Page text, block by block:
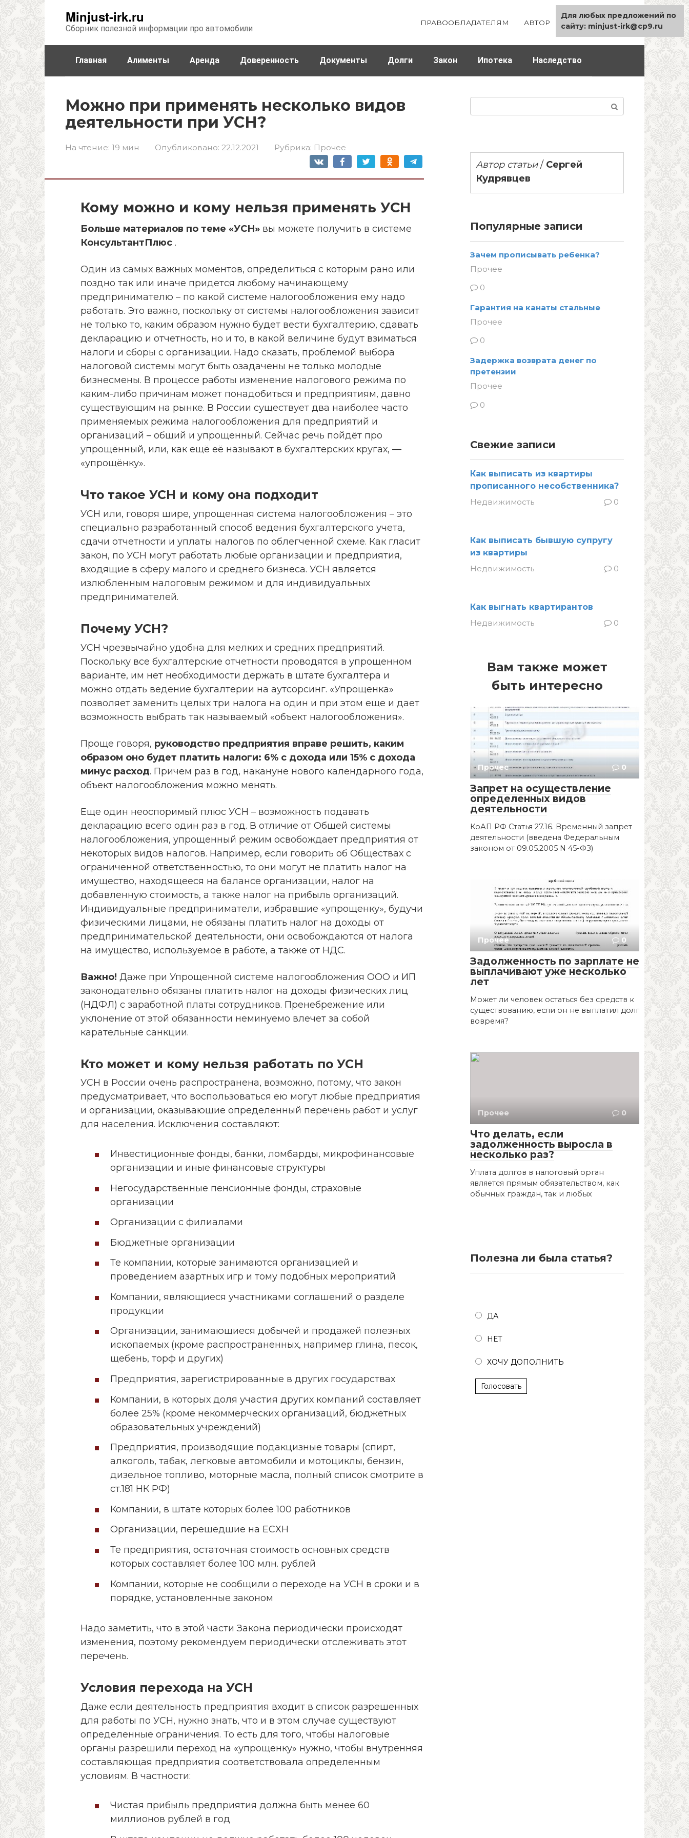
Minjust-irk.ru
Сборник полезной информации про автомобили
ПРАВООБЛАДАТЕЛЯМ АВТОР КАРТА САЙТА
Главная Алименты Аренда Доверенность Документы Долги Закон Ипотека Наследство
Можно при применять несколько видов
деятельности при УСН?
На чтение: 19 мин Опубликовано: 22.12.2021 Рубрика: Прочее
Кому можно и кому нельзя применять УСН
Больше материалов по теме «УСН» вы можете получить в системе
КонсультантПлюс .
Один из самых важных моментов, определиться с которым рано или
поздно так или иначе придется любому начинающему
предпринимателю – по какой системе налогообложения ему надо
работать. Это важно, поскольку от системы налогообложения зависит
не только то, каким образом нужно будет вести бухгалтерию, сдавать
декларацию и отчетность, но и то, в какой величине будут взиматься
налоги и сборы с организации. Надо сказать, проблемой выбора
налоговой системы могут быть озадачены не только молодые
бизнесмены. В процессе работы изменение налогового режима по
каким-либо причинам может понадобиться и предприятиям, давно
существующим на рынке. В России существует два наиболее часто
применяемых режима налогообложения для предприятий и
организаций – общий и упрощенный. Сейчас речь пойдёт про
упрощённый, или, как ещё её называют в бухгалтерских кругах, —
«упрощёнку».
Что такое УСН и кому она подходит
УСН или, говоря шире, упрощенная система налогообложения – это
специально разработанный способ ведения бухгалтерского учета,
сдачи отчетности и уплаты налогов по облегченной схеме. Как гласит
закон, по УСН могут работать любые организации и предприятия,
входящие в сферу малого и среднего бизнеса. УСН является
излюбленным налоговым режимом и для индивидуальных
предпринимателей.
Почему УСН?
УСН чрезвычайно удобна для мелких и средних предприятий.
Поскольку все бухгалтерские отчетности проводятся в упрощенном
варианте, им нет необходимости держать в штате бухгалтера и
можно отдать ведение бухгалтерии на аутсорсинг. «Упрощенка»
позволяет заменить целых три налога на один и при этом еще и дает
возможность выбрать так называемый «объект налогообложения».
Проще говоря, руководство предприятия вправе решить, каким
образом оно будет платить налоги: 6% с дохода или 15% с дохода
минус расход. Причем раз в год, накануне нового календарного года,
объект налогообложения можно менять.
Еще один неоспоримый плюс УСН – возможность подавать
декларацию всего один раз в год. В отличие от Общей системы
налогообложения, упрощенный режим освобождает предприятия от
некоторых видов налогов. Например, если говорить об Обществах с
ограниченной ответственностью, то они могут не платить налог на
имущество, находящееся на балансе организации, налог на
добавленную стоимость, а также налог на прибыль организаций.
Индивидуальные предприниматели, избравшие «упрощенку», будучи
физическими лицами, не обязаны платить налог на доходы от
предпринимательской деятельности, они освобождаются от налога
на имущество, используемое в работе, а также от НДС.
Важно! Даже при Упрощенной системе налогообложения ООО и ИП
законодательно обязаны платить налог на доходы физических лиц
(НДФЛ) с заработной платы сотрудников. Пренебрежение или
уклонение от этой обязанности неминуемо влечет за собой
карательные санкции.
Кто может и кому нельзя работать по УСН
УСН в России очень распространена, возможно, потому, что закон
предусматривает, что воспользоваться ею могут любые предприятия
и организации, оказывающие определенный перечень работ и услуг
для населения. Исключения составляют:
Инвестиционные фонды, банки, ломбарды, микрофинансовые
организации и иные финансовые структуры
Негосударственные пенсионные фонды, страховые
организации
Организации с филиалами
Бюджетные организации
Те компании, которые занимаются организацией и
проведением азартных игр и тому подобных мероприятий
Компании, являющиеся участниками соглашений о разделе
продукции
Организации, занимающиеся добычей и продажей полезных
ископаемых (кроме распространенных, например глина, песок,
щебень, торф и других)
Предприятия, зарегистрированные в других государствах
Компании, в которых доля участия других компаний составляет
более 25% (кроме некоммерческих организаций, бюджетных
образовательных учреждений)
Предприятия, производящие подакцизные товары (спирт,
алкоголь, табак, легковые автомобили и мотоциклы, бензин,
дизельное топливо, моторные масла, полный список смотрите в
ст.181 НК РФ)
Компании, в штате которых более 100 работников
Организации, перешедшие на ЕСХН
Те предприятия, остаточная стоимость основных средств
которых составляет более 100 млн. рублей
Компании, которые не сообщили о переходе на УСН в сроки и в
порядке, установленные законом
Надо заметить, что в этой части Закона периодически происходят
изменения, поэтому рекомендуем периодически отслеживать этот
перечень.
Условия перехода на УСН
Даже если деятельность предприятия входит в список разрешенных
для работы по УСН, нужно знать, что и в этом случае существуют
определенные ограничения. То есть для того, чтобы налоговые
органы разрешили переход на «упрощенку» нужно, чтобы внутренняя
составляющая предприятия соответствовала определенным
условиям. В частности:
Чистая прибыль предприятия должна быть менее 60
миллионов рублей в год
Автор статьи/ Сергей
Кудрявцев
Популярные записи
Зачем прописывать ребенка?
Прочее
0
Гарантия на канаты стальные
Прочее
0
Задержка возврата денег по
претензии
Прочее
0
Свежие записи
Как выписать из квартиры
прописанного несобственника?
Недвижимость
0
Как выписать бывшую супругу
из квартиры
Недвижимость
0
Как выгнать квартирантов
Недвижимость
0
Вам также может
быть интересно
Прочее 0
Запрет на осуществление
определенных видов
деятельности
КоАП РФ Статья 27.16. Временный запрет
деятельности (введена Федеральным
законом от 09.05.2005 N 45-ФЗ)
Прочее 0
Задолженность по зарплате не
выплачивают уже несколько
лет
Может ли человек остаться без средств к
существованию, если он не выплатил долг
вовремя?
Прочее 0
Что делать, если
задолженность выросла в
несколько раз?
Уплата долгов в налоговый орган
является прямым обязательством, как
обычных граждан, так и любых
Полезна ли была статья?
ДА
НЕТ
ХОЧУ ДОПОЛНИТЬ
Голосовать
Для любых предложений по
сайту: minjust-irk@cp9.ru